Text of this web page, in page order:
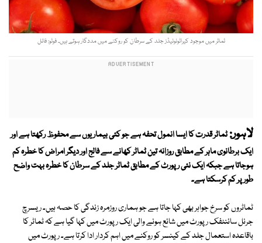
ٹماٹر میں موجود کیراٹونوئیڈز جلد کے سرطان کو روکنے میں مددگار ہوتے ہیں۔ فوٹو: فائل
لاہور:ٹماٹر قدرت کا ایسا انمول تحفہ ہے جو کئی بیماریوں سے محفوظ رکھتا ہے اور
ایک برطانوی ماہر کے مطابق روزانہ تین ٹماٹر کھانے سے فالج اور دیگر امراض کا خطرہ کم
ہوجاتا ہے جبکہ ایک نئی رپورٹ کے مطابق ٹماٹر جلد کے سرطان کا خطرہ بہت واضح
طور پر کم کرسکتا ہے۔
ٹماٹروں کو سرخ جواہر بھی کہا جاتا ہے جو ہماری روزمرہ زندگی کا حصہ ہیں۔ ریسرچ
جرنل سائنٹفک رپورٹ میں شائع ہونے والی ایک رپورٹ میں کہا گیا ہے کہ ٹماٹر کا
باقاعدہ استعمال جلد کے کینسر کو روکنے میں اہم کردار ادا کرتا ہے۔ رپورٹ میں